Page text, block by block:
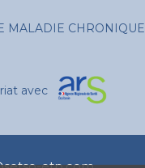
MALADIE CHRONIQUE
avec